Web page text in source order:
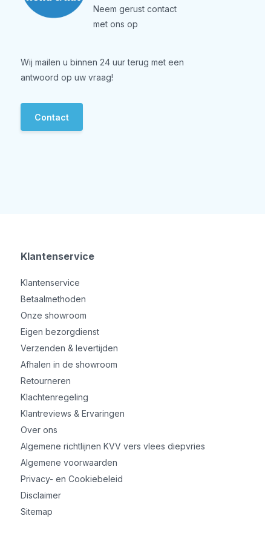
Neem gerust contact
met ons op
Wij mailen u binnen 24 uur terug met een
antwoord op uw vraag!
Contact
Klantenservice
Klantenservice
Betaalmethoden
Onze showroom
Eigen bezorgdienst
Verzenden & levertijden
Afhalen in de showroom
Retourneren
Klachtenregeling
Klantreviews & Ervaringen
Over ons
Algemene richtlijnen KVV vers vlees diepvries
Algemene voorwaarden
Privacy- en Cookiebeleid
Disclaimer
Sitemap